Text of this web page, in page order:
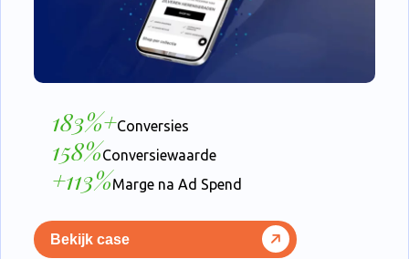
183%+Conversies
158%Conversiewaarde
+113%Marge na Ad Spend
Bekijk case